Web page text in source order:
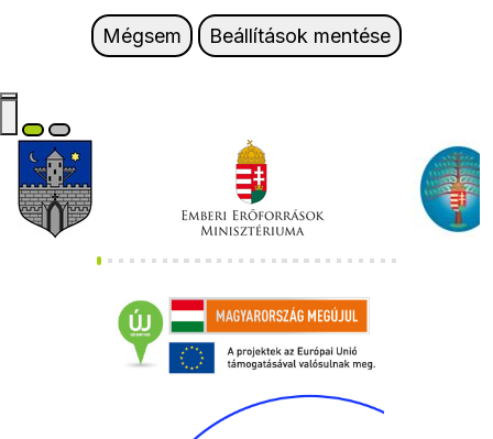
Mégsem Beállítások mentése